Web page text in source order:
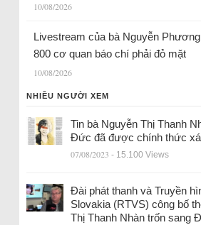
10/08/2026
Livestream của bà Nguyễn
800 cơ quan báo chí phải đỏ mặt
10/08/2026
NHIỀU NGƯỜI XEM
Tin bà Nguyễn Thị Thanh
Đức đã được chính thức
07/08/2023 - 15.100 Views
Đài phát thanh và Truyền
Slovakia (RTVS) công bố
Thị Thanh Nhàn trốn sang